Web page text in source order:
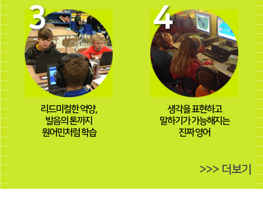
3
리드미컬한 억양,
발음의 톤까지
원어민처럼 학습
4
생각을 표현하고
말하기가 가능해지는
진짜 영어
>>> 더보기